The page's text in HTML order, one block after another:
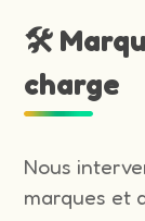
🛠️
charge
Nous
marques et